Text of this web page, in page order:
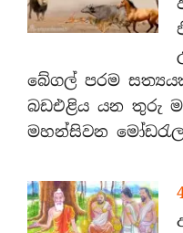
බේගල් පරම
බඩඑළිය යන තුරු
මහන්සිවන